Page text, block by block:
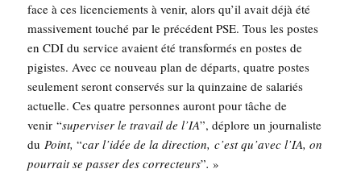
face à ces licen­cie­ments à venir, alors qu’il avait déjà été
mas­si­ve­ment tou­ché par le pré­cé­dent PSE. Tous les postes
en CDI du ser­vice avaient été trans­for­més en postes de
pigistes. Avec ce nou­veau plan de départs, quatre postes
seule­ment seront conser­vés sur la quin­zaine de sala­riés
actuelle. Ces quatre per­sonnes auront pour tâche de
venir “super­vi­ser le tra­vail de l’IA”, déplore un jour­na­liste
duPoint,“car l’idée de la direc­tion, c’est qu’avec l’IA, on
pour­rait se pas­ser des cor­rec­teurs”. »